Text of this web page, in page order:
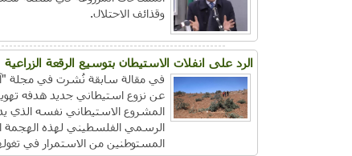
وقذائف الاحتلال.
الرد على انفلات الاستيطان بتوسيع الرقعة الزراعية
في مقالة سابقة نُشرت في مجلة "آفاق
عن نزوع استيطاني جديد هدفه
المشروع الاستيطاني نفسه الذي
الرسمي الفلسطيني لهذه الهجمة
المستوطنين من الاستمرار في